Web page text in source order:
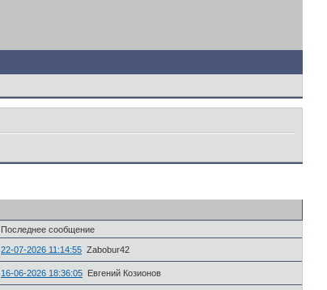
Последнее сообщение
22-07-2026 11:14:55 Zabobur42
16-06-2026 18:36:05 Евгений Козионов